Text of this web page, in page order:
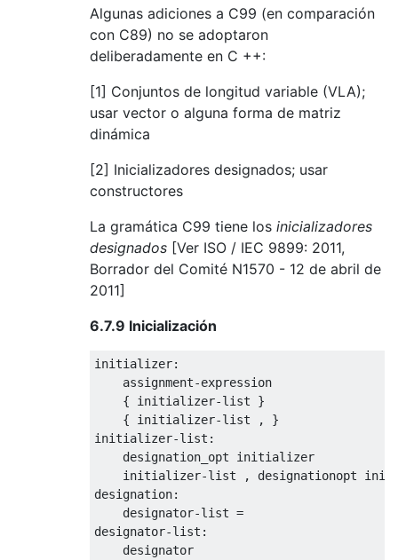
Algunas adiciones a C99 (en comparación
con C89) no se adoptaron
deliberadamente en C ++:
[1] Conjuntos de longitud variable (VLA);
usar vector o alguna forma de matriz
dinámica
[2] Inicializadores designados; usar
constructores
La gramática C99 tiene los inicializadores
designados [Ver ISO / IEC 9899: 2011,
Borrador del Comité N1570 - 12 de abril de
2011]
6.7.9 Inicialización
initializer:
    assignment
-expression
{ initializer-list
}
{ initializer-list ,
}
initializer-list :
    designation_opt initializer
    initializer
-list ,
designationopt
designation:
    designator
-list =
designator-list :
    designator